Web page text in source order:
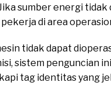
sumber energi
di area
tidak dapat
sistem penguncian
tag identitas yang